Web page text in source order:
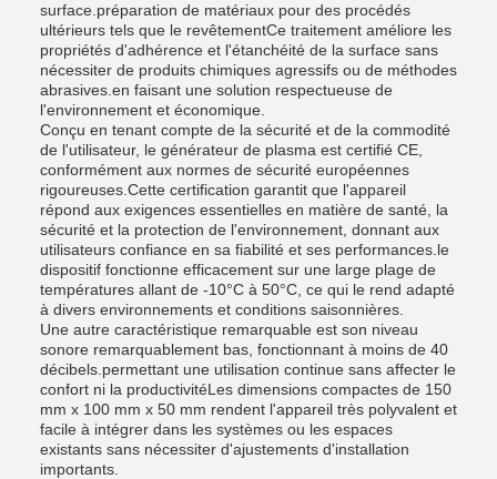
surface.préparation de matériaux pour des procédés
ultérieurs tels que le revêtementCe traitement améliore les
propriétés d'adhérence et l'étanchéité de la surface sans
nécessiter de produits chimiques agressifs ou de méthodes
abrasives.en faisant une solution respectueuse de
l'environnement et économique.
Conçu en tenant compte de la sécurité et de la commodité
de l'utilisateur, le générateur de plasma est certifié CE,
conformément aux normes de sécurité européennes
rigoureuses.Cette certification garantit que l'appareil
répond aux exigences essentielles en matière de santé, la
sécurité et la protection de l'environnement, donnant aux
utilisateurs confiance en sa fiabilité et ses performances.le
dispositif fonctionne efficacement sur une large plage de
températures allant de -10°C à 50°C, ce qui le rend adapté
à divers environnements et conditions saisonnières.
Une autre caractéristique remarquable est son niveau
sonore remarquablement bas, fonctionnant à moins de 40
décibels.permettant une utilisation continue sans affecter le
confort ni la productivitéLes dimensions compactes de 150
mm x 100 mm x 50 mm rendent l'appareil très polyvalent et
facile à intégrer dans les systèmes ou les espaces
existants sans nécessiter d'ajustements d'installation
importants.